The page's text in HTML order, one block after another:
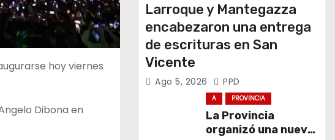
hoy viernes
Dibona en
Larroque y Mantegazza
encabezaron una entrega
de escrituras en San
Vicente
Ago 5, 2026 PPD
A PROVINCIA
La Provincia
organizó una nueva